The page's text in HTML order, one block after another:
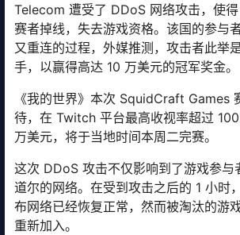
Telecom 遭受了 DDoS 网络攻击，使
赛者掉线，失去游戏资格。该国的参与
又重连的过程，外媒推测，攻击者此举
手，以赢得高达 10 万美元的冠军奖金。
《我的世界》本次 SquidCraft Games
待，在 Twitch 平台最高收视率超过
万美元，将于当地时间本周二完赛。
这次 DDoS 攻击不仅影响到了游戏参与
道尔的网络。在受到攻击之后的 1 小时
布网络已经恢复正常，然而被淘汰的游
重新加入。